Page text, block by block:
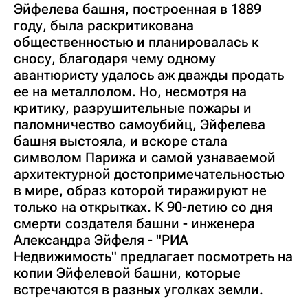
Эйфелева башня, построенная в 1889
году, была раскритикована
общественностью и планировалась к
сносу, благодаря чему одному
авантюристу удалось аж дважды продать
ее на металлолом. Но, несмотря на
критику, разрушительные пожары и
паломничество самоубийц, Эйфелева
башня выстояла, и вскоре стала
символом Парижа и самой узнаваемой
архитектурной достопримечательностью
в мире, образ которой тиражируют не
только на открытках. К 90-летию со дня
смерти создателя башни - инженера
Александра Эйфеля - "РИА
Недвижимость" предлагает посмотреть на
копии Эйфелевой башни, которые
встречаются в разных уголках земли.